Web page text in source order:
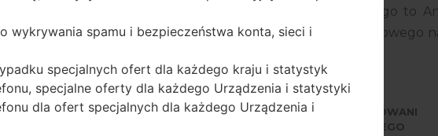
systemu operacyjnego danego oprogramowania układowego to
poradnik na temat flashowania oprogramowania układowego
PLIKU
GT-S5690L_PCT_1_2013022514
5040_6yrpxlvdva
RODZAJ
OPROGRAMOWANI
A UKŁADOWEGO
wykrywania spamu i bezpieczeństwa konta, sieci i
specjalnych ofert dla każdego kraju i statystyk
specjalne oferty dla każdego Urządzenia i statystyki
dla ofert specjalnych dla każdego Urządzenia i